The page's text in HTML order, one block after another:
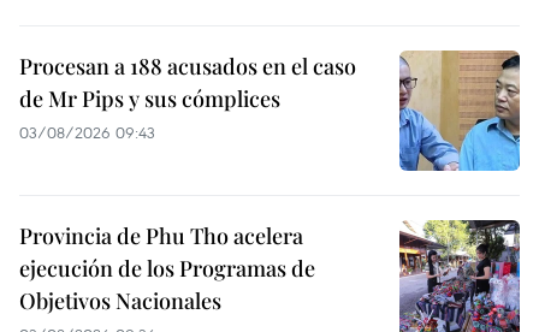
Procesan a 188 acusados en el caso
de Mr Pips y sus cómplices
03/08/2026 09:43
Provincia de Phu Tho acelera
ejecución de los Programas de
Objetivos Nacionales